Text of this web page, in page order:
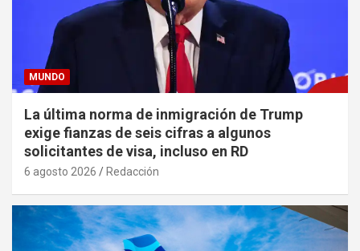
MUNDO
La última norma de inmigración de Trump
exige fianzas de seis cifras a algunos
solicitantes de visa, incluso en RD
6 agosto 2026 Redacción